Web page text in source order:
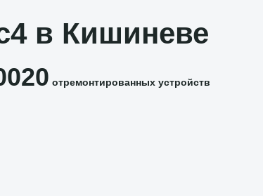
в Кишиневе
отремонтированных устройств